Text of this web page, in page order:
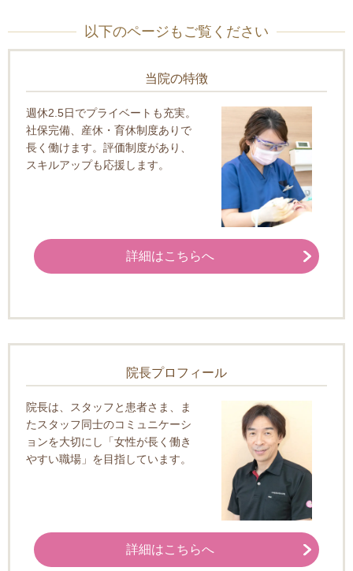
以下のページもご覧ください
当院の特徴
週休2.5日でプライベートも充実。
社保完備、産休・育休制度ありで
長く働けます。評価制度があり、
スキルアップも応援します。
詳細はこちらへ
院長プロフィール
院長は、スタッフと患者さま、ま
たスタッフ同士のコミュニケーシ
ョンを大切にし「女性が長く働き
やすい職場」を目指しています。
詳細はこちらへ